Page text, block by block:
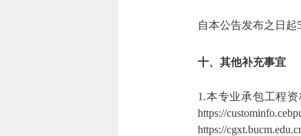
自本公告发布之日起
十、其他补充事宜
1.本专业承包工程
https://
https://